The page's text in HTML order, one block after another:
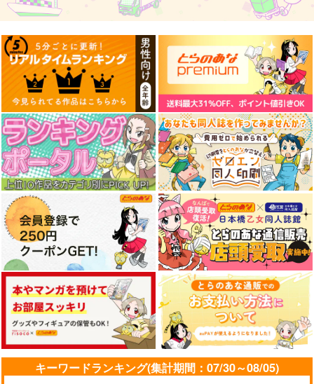
俺の召喚魔法がおかし
い。 雑魚すぎると追
放された召喚魔法使い
の俺は、現代兵器を召
喚して育成チートで無
双する vol.01
KADOKAWA
836円（税込）
サンプル
作品詳細
魔法少女育成計画
F2P 4
宝島社
790円（税込）
サンプル
作品詳細
モブ司祭だけど、この
世界が乙女ゲームだと
気づいたのでヒロイン
を育成します 1
KADOKAWA
814円（税込）
サンプル
作品詳細
キーワードランキング(集計期間：07/30～08/05)